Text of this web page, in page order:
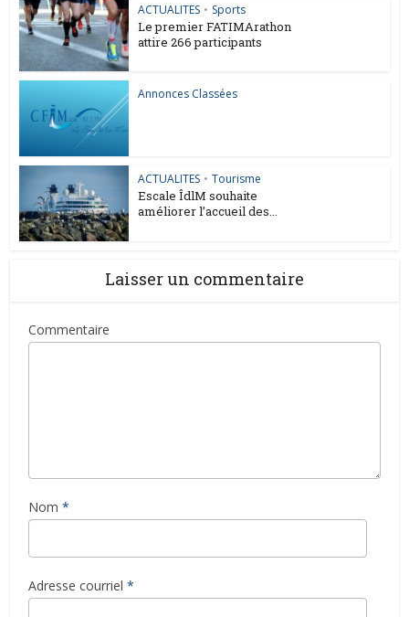
ACTUALITES • Sports
Le premier FATIMArathon
attire 266 participants
Annonces Classées
ACTUALITES • Tourisme
Escale ÎdlM souhaite
améliorer l’accueil des...
Laisser un commentaire
Commentaire
Nom *
Adresse courriel *